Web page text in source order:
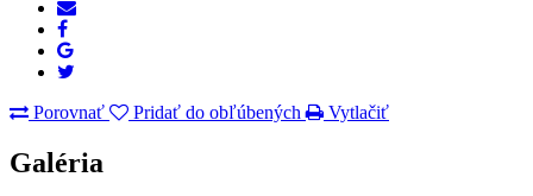
Porovnať Pridať do obľúbených Vytlačiť
Galéria